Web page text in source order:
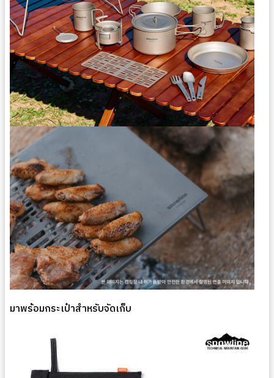
มาพร้อมกระเป๋าสำหรับจัดเก็บ